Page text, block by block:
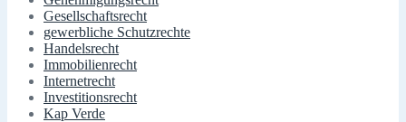
Gesellschaftsrecht
gewerbliche Schutzrechte
Handelsrecht
Immobilienrecht
Internetrecht
Investitionsrecht
Kap Verde